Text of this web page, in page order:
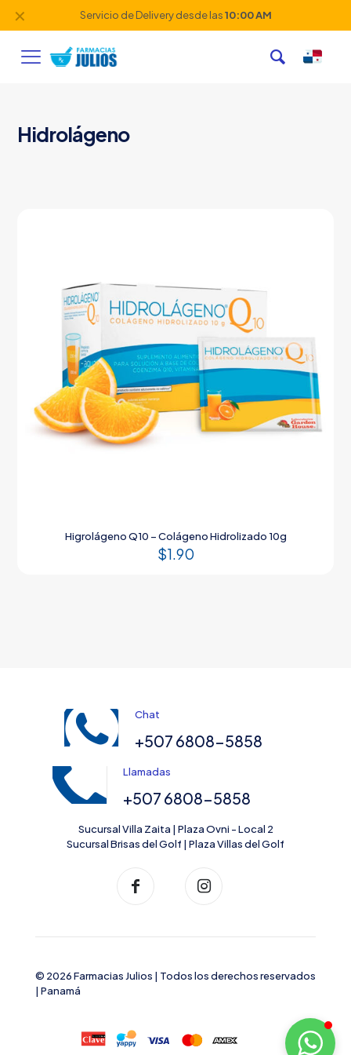
Servicio de Delivery desde las10:00 AM
✕
Hidrolágeno
Higrolágeno Q10 – Colágeno Hidrolizado 10g
$1.90
Chat
+507 6808-5858
Llamadas
+507 6808-5858
Sucursal Villa Zaita | Plaza Ovni - Local 2
Sucursal Brisas del Golf | Plaza Villas del Golf
© 2026 Farmacias Julios | Todos los derechos reservados
| Panamá